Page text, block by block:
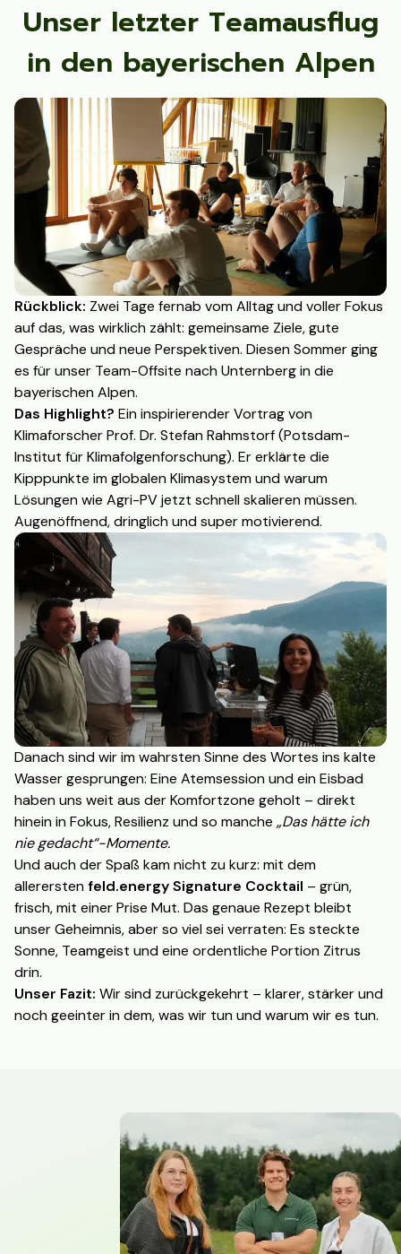
Unser letzter Teamausflug
in den bayerischen Alpen
Rückblick: Zwei Tage fernab vom Alltag und voller Fokus
auf das, was wirklich zählt: gemeinsame Ziele, gute
Gespräche und neue Perspektiven. Diesen Sommer ging
es für unser Team-Offsite nach Unternberg in die
bayerischen Alpen.
Das Highlight? Ein inspirierender Vortrag von
Klimaforscher Prof. Dr. Stefan Rahmstorf (Potsdam-
Institut für Klimafolgenforschung). Er erklärte die
Kipppunkte im globalen Klimasystem und warum
Lösungen wie Agri-PV jetzt schnell skalieren müssen.
Augenöffnend, dringlich und super motivierend.
Danach sind wir im wahrsten Sinne des Wortes ins kalte
Wasser gesprungen: Eine Atemsession und ein Eisbad
haben uns weit aus der Komfortzone geholt – direkt
hinein in Fokus, Resilienz und so manche „Das hätte ich
nie gedacht“-Momente.
Und auch der Spaß kam nicht zu kurz: mit dem
allererstenfeld.energy Signature Cocktail – grün,
frisch, mit einer Prise Mut. Das genaue Rezept bleibt
unser Geheimnis, aber so viel sei verraten: Es steckte
Sonne, Teamgeist und eine ordentliche Portion Zitrus
drin.
Unser Fazit: Wir sind zurückgekehrt – klarer, stärker und
noch geeinter in dem, was wir tun und warum wir es tun.